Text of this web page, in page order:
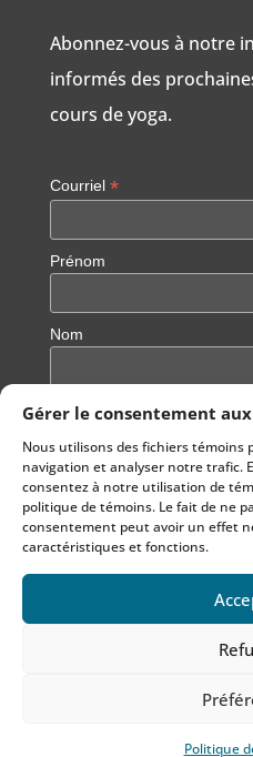
Gérer le consentement
Nous utilisons des fichiers témoins
navigation et analyser notre trafic.
consentez à notre utilisation de
politique de témoins. Le fait de ne
consentement peut avoir un effet
caractéristiques et fonctions.
Politique
Abonnez-vous à notre
informés des
cours de yoga.
Courriel *
Prénom
Nom
Notre site est hébergé sur un